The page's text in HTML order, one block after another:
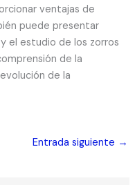
ventajas de
puede presentar
el estudio de los zorros
de la
de la
Entrada siguiente →